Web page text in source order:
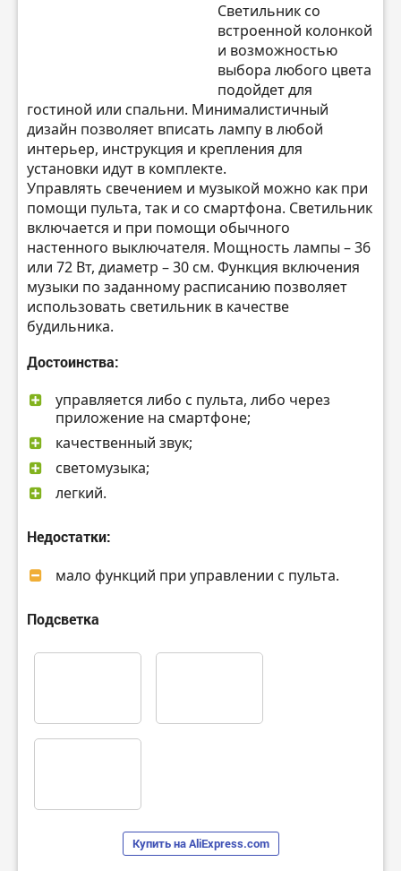
Светильник со
встроенной колонкой
и возможностью
выбора любого цвета
подойдет для
гостиной или спальни. Минималистичный
дизайн позволяет вписать лампу в любой
интерьер, инструкция и крепления для
установки идут в комплекте.
Управлять свечением и музыкой можно как при
помощи пульта, так и со смартфона. Светильник
включается и при помощи обычного
настенного выключателя. Мощность лампы – 36
или 72 Вт, диаметр – 30 см. Функция включения
музыки по заданному расписанию позволяет
использовать светильник в качестве
будильника.
Достоинства:
управляется либо с пульта, либо через
приложение на смартфоне;
качественный звук;
светомузыка;
легкий.
Недостатки:
мало функций при управлении с пульта.
Подсветка
Купить на AliExpress.com